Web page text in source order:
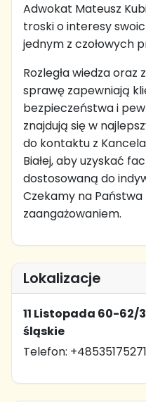
Adwokat Mateusz
troski o interesy
jednym z czołowych
Rozległa wiedza oraz
sprawę zapewniają
bezpieczeństwa i
znajdują się w
do kontaktu z
Białej, aby uzyskać
dostosowaną do
Czekamy na
zaangażowaniem.
Lokalizacje
11 Listopada 60-62/
śląskie
Telefon: +48535175271